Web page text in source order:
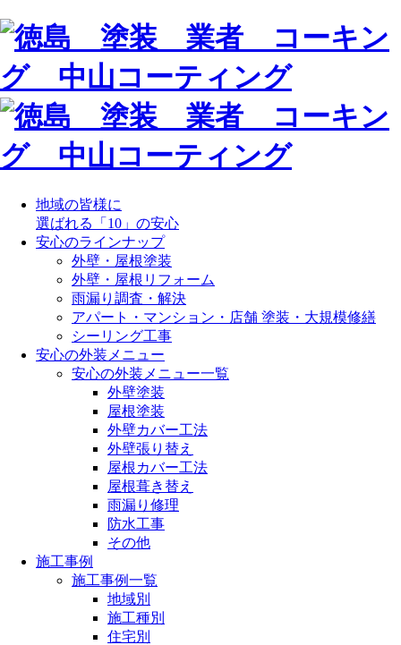
地域の皆様に
選ばれる「10」の安心
安心のラインナップ
外壁・屋根塗装
外壁・屋根リフォーム
雨漏り調査・解決
アパート・マンション・店舗 塗装・大規模修繕
シーリング工事
安心の外装メニュー
安心の外装メニュー一覧
外壁塗装
屋根塗装
外壁カバー工法
外壁張り替え
屋根カバー工法
屋根葺き替え
雨漏り修理
防水工事
その他
施工事例
施工事例一覧
地域別
施工種別
住宅別